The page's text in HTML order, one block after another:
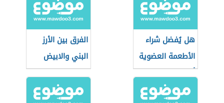
هل يُفضل شراء
الأطعمة العضوية
أثناء التسوق؟
الفرق بين الأرز
البني والابيض